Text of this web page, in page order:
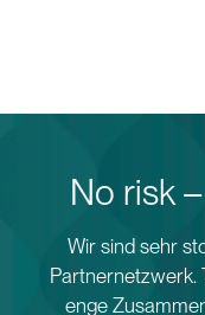
No risk
Wir sind sehr
Partnernetzwerk.
enge